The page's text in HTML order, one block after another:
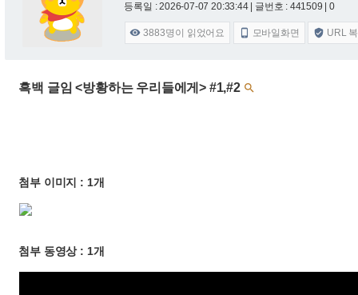
등록일 : 2026-07-07 20:33:44 | 글번호 : 441509 | 0
 3883명이 읽었어요  모바일화면  URL
흑백 글임 <방황하는 우리들에게> #1,#2 
첨부 이미지 : 1개
첨부 동영상 : 1개